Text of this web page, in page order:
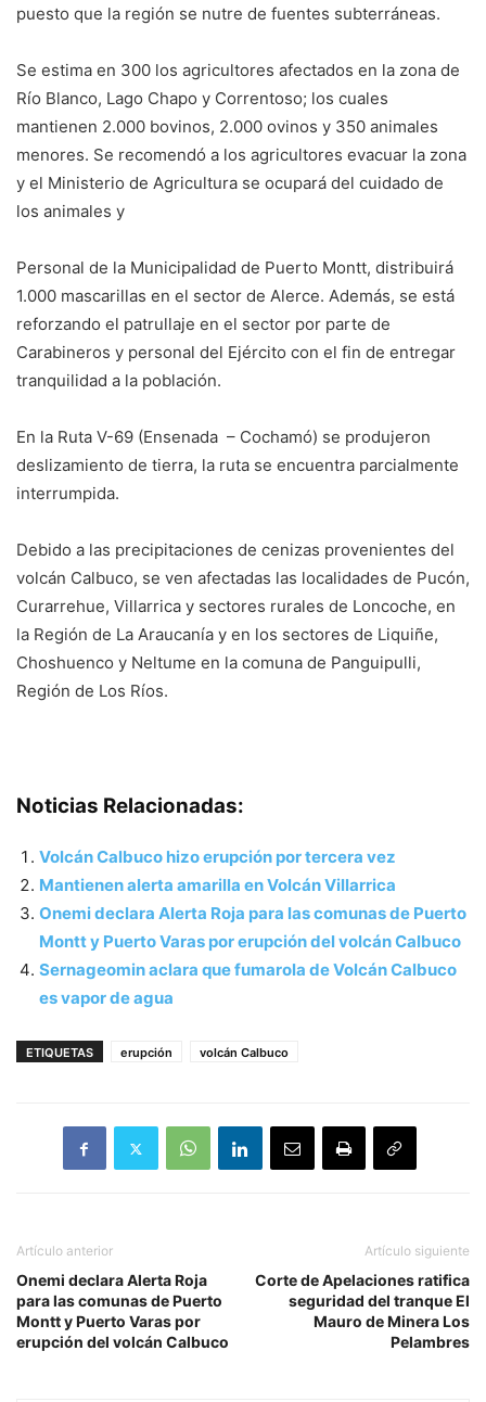
puesto que la región se nutre de fuentes subterráneas.
Se estima en 300 los agricultores afectados en la zona de
Río Blanco, Lago Chapo y Correntoso; los cuales
mantienen 2.000 bovinos, 2.000 ovinos y 350 animales
menores. Se recomendó a los agricultores evacuar la zona
y el Ministerio de Agricultura se ocupará del cuidado de
los animales y
Personal de la Municipalidad de Puerto Montt, distribuirá
1.000 mascarillas en el sector de Alerce. Además, se está
reforzando el patrullaje en el sector por parte de
Carabineros y personal del Ejército con el fin de entregar
tranquilidad a la población.
En la Ruta V-69 (Ensenada – Cochamó) se produjeron
deslizamiento de tierra, la ruta se encuentra parcialmente
interrumpida.
Debido a las precipitaciones de cenizas provenientes del
volcán Calbuco, se ven afectadas las localidades de Pucón,
Curarrehue, Villarrica y sectores rurales de Loncoche, en
la Región de La Araucanía y en los sectores de Liquiñe,
Choshuenco y Neltume en la comuna de Panguipulli,
Región de Los Ríos.
Noticias Relacionadas:
Volcán Calbuco hizo erupción por tercera vez
Mantienen alerta amarilla en Volcán Villarrica
Onemi declara Alerta Roja para las comunas de Puerto
Montt y Puerto Varas por erupción del volcán Calbuco
Sernageomin aclara que fumarola de Volcán Calbuco
es vapor de agua
ETIQUETAS erupción volcán Calbuco
Artículo anterior
Onemi declara Alerta Roja
para las comunas de Puerto
Montt y Puerto Varas por
erupción del volcán Calbuco
Artículo siguiente
Corte de Apelaciones ratifica
seguridad del tranque El
Mauro de Minera Los
Pelambres